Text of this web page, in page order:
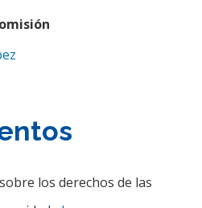
los derechos de las